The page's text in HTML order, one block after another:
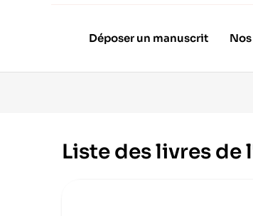
Déposer un manuscrit
Liste des livres de